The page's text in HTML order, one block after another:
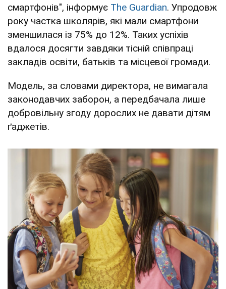
смартфонів", інформує The Guardian. Упродовж
року частка школярів, які мали смартфони
зменшилася із 75% до 12%. Таких успіхів
вдалося досягти завдяки тісній співпраці
закладів освіти, батьків та місцевої громади.
Модель, за словами директора, не вимагала
законодавчих заборон, а передбачала лише
добровільну згоду дорослих не давати дітям
ґаджетів.